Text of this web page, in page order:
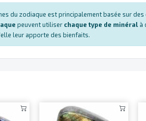
du zodiaque est principalement basée sur des
peuvent utiliser chaque type de minéralà
leur apporte des bienfaits.